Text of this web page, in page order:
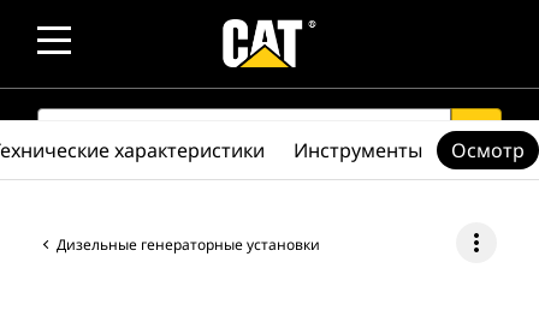
SEARCH search
Дизельные генераторные установки more_vert
характеристики Инструменты Осмотр